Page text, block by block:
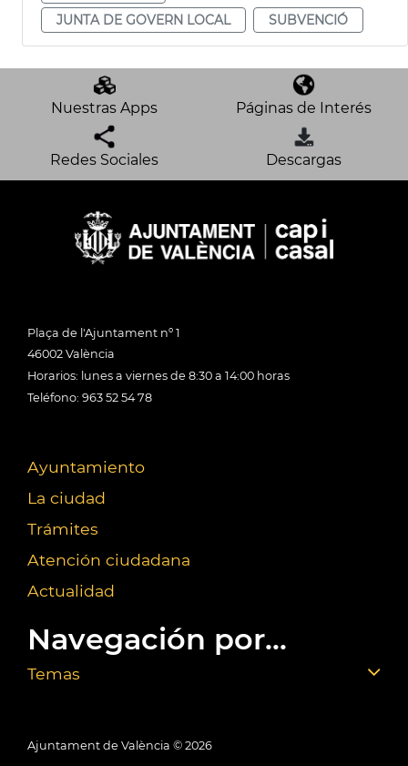
JUNTA DE GOVERN LOCAL
SUBVENCIÓ
Nuestras Apps Páginas de Interés
Redes Sociales Descargas
Plaça de l'Ajuntament nº 1
46002 València
Horarios: lunes a viernes de 8:30 a 14:00 horas
Teléfono: 963 52 54 78
Ayuntamiento
La ciudad
Trámites
Atención ciudadana
Actualidad
Navegación por...
Temas
Ajuntament de València © 2026